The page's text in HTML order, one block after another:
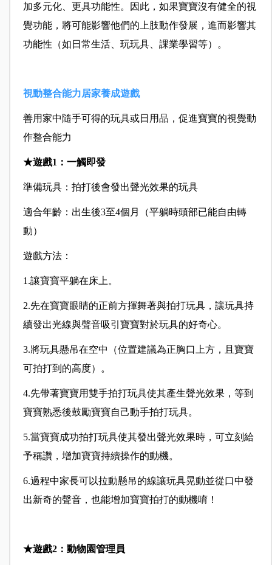
加多元化、更具功能性。因此，如果寶寶沒有健全的視
覺功能，將可能影響他們的上肢動作發展，進而影響其
功能性（如日常生活、玩玩具、課業學習等）。
視動整合能力居家養成遊戲
善用家中隨手可得的玩具或日用品，促進寶寶的視覺動
作整合能力
★遊戲1 ：一觸即發
準備玩具： 拍打後會發出聲光效果的玩具
適合年齡： 出生後3至4個月（平躺時頭部已能自由轉
動）
遊戲方法：
1.讓寶寶平躺在床上。
2.先在寶寶眼睛的正前方揮舞著與拍打玩具，讓玩具持
續發出光線與聲音吸引寶寶對於玩具的好奇心。
3.將玩具懸吊在空中（位置建議為正胸口上方，且寶寶
可拍打到的高度）。
4.先帶著寶寶用雙手拍打玩具使其產生聲光效果，等到
寶寶熟悉後鼓勵寶寶自己動手拍打玩具。
5.當寶寶成功拍打玩具使其發出聲光效果時，可立刻給
予稱讚，增加寶寶持續操作的動機。
6.過程中家長可以拉動懸吊的線讓玩具晃動並從口中發
出新奇的聲音，也能增加寶寶拍打的動機唷！
★遊戲2：動物園管理員